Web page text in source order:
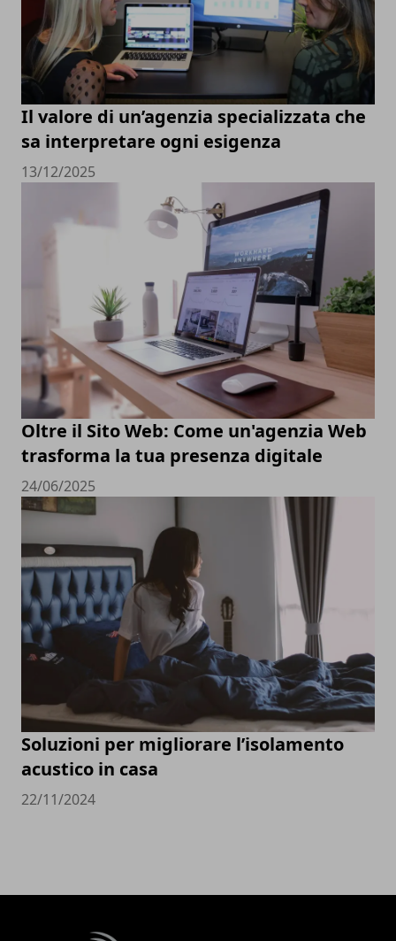
Il valore di un’agenzia specializzata che
sa interpretare ogni esigenza
13/12/2025
Oltre il Sito Web: Come un'agenzia Web
trasforma la tua presenza digitale
24/06/2025
Soluzioni per migliorare l’isolamento
acustico in casa
22/11/2024